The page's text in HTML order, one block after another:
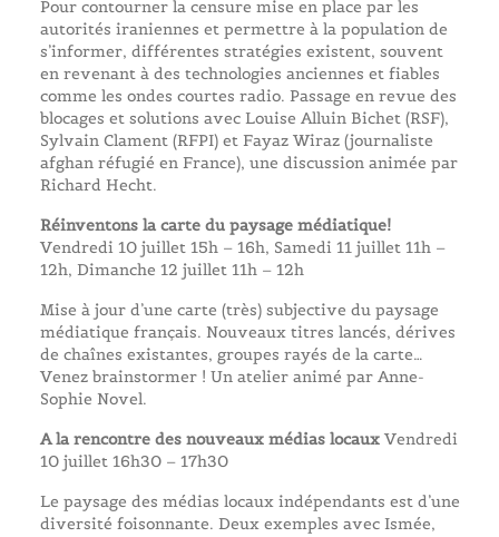
Pour contourner la censure mise en place par les
autorités iraniennes et permettre à la population de
s’informer, différentes stratégies existent, souvent
en revenant à des technologies anciennes et fiables
comme les ondes courtes radio. Passage en revue des
blocages et solutions avec Louise Alluin Bichet (RSF),
Sylvain Clament (RFPI) et Fayaz Wiraz (journaliste
afghan réfugié en France), une discussion animée par
Richard Hecht.
Réinventons la carte du paysage médiatique!
Vendredi 10 juillet 15h – 16h, Samedi 11 juillet 11h –
12h, Dimanche 12 juillet 11h – 12h
Mise à jour d’une carte (très) subjective du paysage
médiatique français. Nouveaux titres lancés, dérives
de chaînes existantes, groupes rayés de la carte…
Venez brainstormer ! Un atelier animé par Anne-
Sophie Novel.
A la rencontre des nouveaux médias locauxVendredi
10 juillet 16h30 – 17h30
Le paysage des médias locaux indépendants est d’une
diversité foisonnante. Deux exemples avec Ismée,